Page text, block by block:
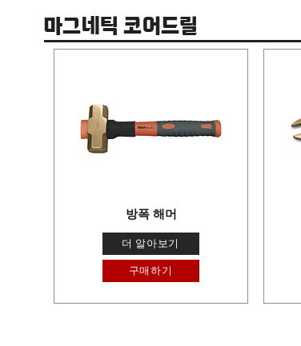
마그네틱 코어드릴
방폭 해머
더 알아보기
구매하기